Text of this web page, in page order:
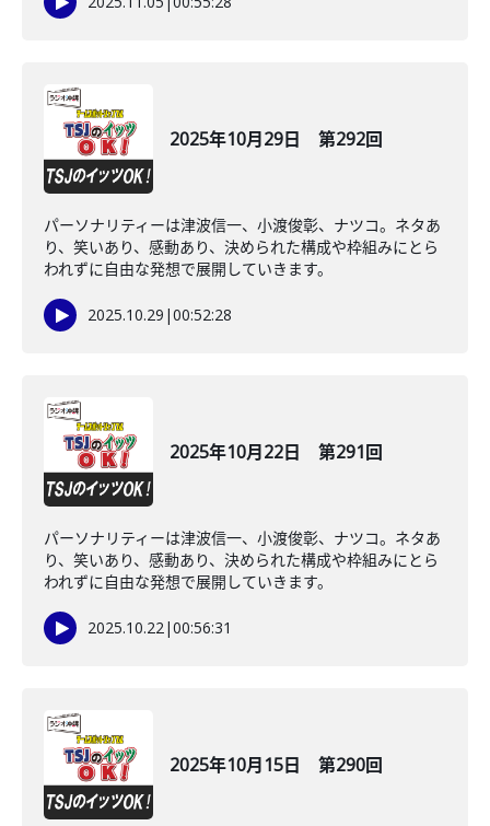
2025年10月29日 第292回
パーソナリティーは津波信一、小渡俊彰、ナツコ。ネタあ
り、笑いあり、感動あり、決められた構成や枠組みにとら
われずに自由な発想で展開していきます。
2025.10.29 |00:52:28
2025年10月22日 第291回
パーソナリティーは津波信一、小渡俊彰、ナツコ。ネタあ
り、笑いあり、感動あり、決められた構成や枠組みにとら
われずに自由な発想で展開していきます。
2025.10.22|00:56:31
2025年10月15日 第290回